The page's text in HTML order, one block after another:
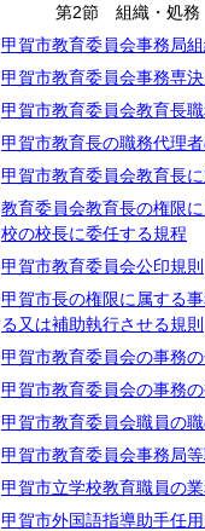
第2節 組織・処務
甲賀市教育委員会事務局組
甲賀市教育委員会事務専
甲賀市教育委員会教育長
甲賀市教育長の職務代理
甲賀市教育委員会教育長
教育委員会教育長の権限
校の校長に委任する規程
甲賀市教育委員会公印規則
甲賀市長の権限に属する
る又は補助執行させる規則
甲賀市教育委員会の事務
甲賀市教育委員会の事務
甲賀市教育委員会職員の
甲賀市教育委員会事務局
甲賀市立学校教育職員の
甲賀市外国語指導助手任用